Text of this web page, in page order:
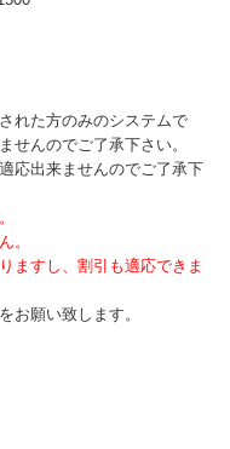
れた方のみのシステムで
せんのでご了承下さい。
応出来ませんのでご了承下
。
ますし、割引も適応できま
お願い致します。